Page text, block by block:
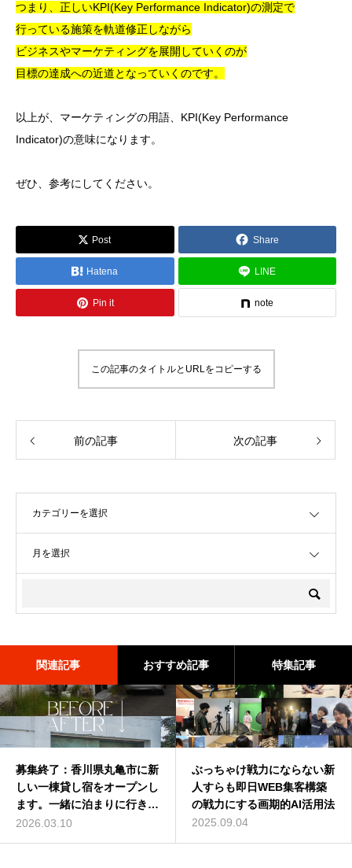
つまり、正しいKPI(Key Performance Indicator)の測定で
行っている施策を軌道修正しながら
ビジネスやマーケティングを展開していくのが
目標の達成への近道となっていくのです。
以上が、マーケティングの用語、KPI(Key Performance
Indicator)の意味になります。
ぜひ、参考にしてください。
Post Share
Hatena LINE
Pin it note
この記事のタイトルとURLをコピーする
前の記事 次の記事
関連記事 おすすめ記事 特集記事
募集終了：香川県丸亀市に新
しい一棟貸し宿をオープンし
ます。一緒に泊まりに行きま
せんか？
2026.03.10
ぶっちゃけ戦力にならない新
人すらも即日WEB集客構築
の戦力にする画期的AI活用法
2025.09.04
バターコーヒーは効果なし？
バターコーヒーの世界一簡単
な作り方を動画解説
2016.07.13
深作浩一郎(ふかさくこうい
ちろう)とは誰？自己紹介し
てみた
2014.01.01